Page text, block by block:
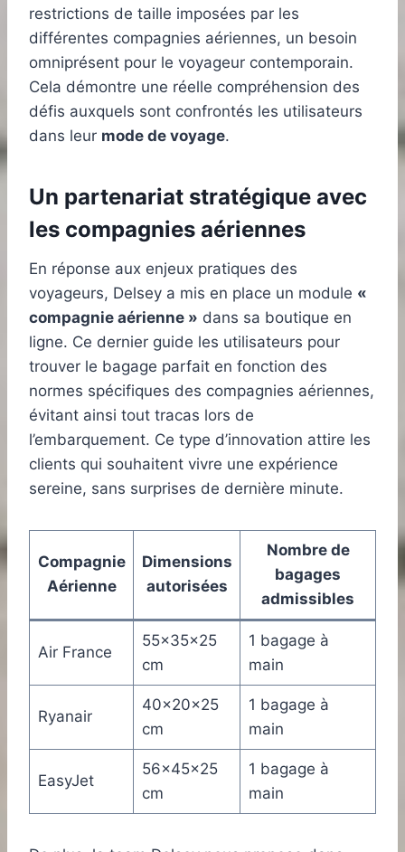
restrictions de taille imposées par les
différentes compagnies aériennes, un besoin
omniprésent pour le voyageur contemporain.
Cela démontre une réelle compréhension des
défis auxquels sont confrontés les utilisateurs
dans leur mode de voyage.
Un partenariat stratégique avec
les compagnies aériennes
En réponse aux enjeux pratiques des
voyageurs, Delsey a mis en place un module «
compagnie aérienne » dans sa boutique en
ligne. Ce dernier guide les utilisateurs pour
trouver le bagage parfait en fonction des
normes spécifiques des compagnies aériennes,
évitant ainsi tout tracas lors de
l’embarquement. Ce type d’innovation attire les
clients qui souhaitent vivre une expérience
sereine, sans surprises de dernière minute.
Compagnie
Aérienne
Dimensions
autorisées
Nombre de
bagages
admissibles
Air France
55x35x25
cm
1 bagage à
main
Ryanair
40x20x25
cm
1 bagage à
main
EasyJet
56x45x25
cm
1 bagage à
main